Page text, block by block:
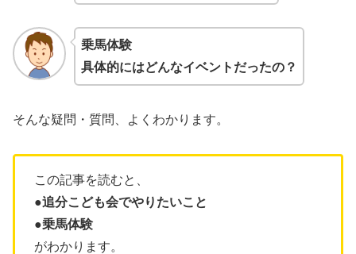
乗馬体験
具体的にはどんなイベントだったの？
そんな疑問・質問、よくわかります。
この記事を読むと、
●追分こども会でやりたいこと
●乗馬体験
がわかります。